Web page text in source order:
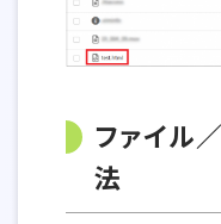
ファイル
法